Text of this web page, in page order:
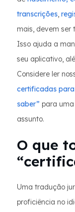
transcrições,
mais, devem ser
Isso ajuda a
seu aplicativo,
Considere ler
certificadas para
saber” para
assunto.
O que
Uma tradução
proficiência no